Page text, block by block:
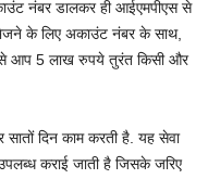
नंबर डालकर ही आईएमपीएस से
के लिए अकाउंट नंबर के साथ,
आप 5 लाख रुपये तुरंत किसी और
दिन काम करती है. यह सेवा
कराई जाती है जिसके जरिए